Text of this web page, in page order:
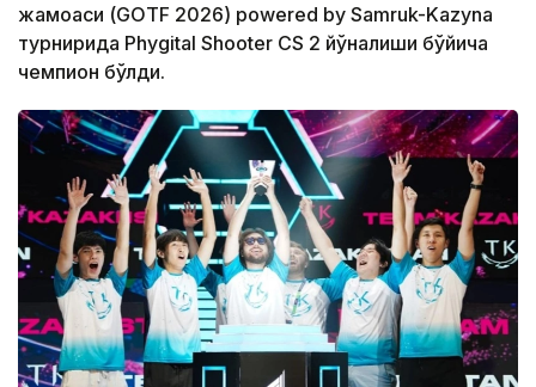
жамоаси (GOTF 2026) powered by Samruk-Kazyna
турнирида Phygital Shooter CS 2 йўналиши бўйича
чемпион бўлди.